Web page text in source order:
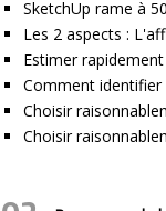
SketchUp rame à
Les 2 aspects :
Estimer
Comment
Choisir
Choisir